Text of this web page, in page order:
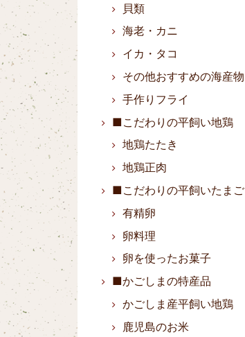
貝類
海老・カニ
イカ・タコ
その他おすすめの海産物
手作りフライ
■こだわりの平飼い地鶏
地鶏たたき
地鶏正肉
■こだわりの平飼いたまご
有精卵
卵料理
卵を使ったお菓子
■かごしまの特産品
かごしま産平飼い地鶏
鹿児島のお米